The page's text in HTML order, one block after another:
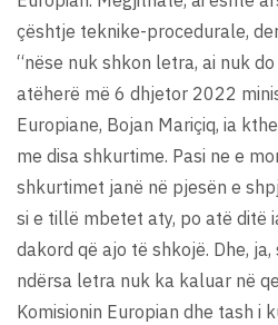
çështje teknike-procedurale,
“nëse nuk shkon letra, ai nuk
atëherë më 6 dhjetor 2022
Europiane, Bojan Mariçiq, ia
me disa shkurtime. Pasi ne e
shkurtimet janë në pjesën e
si e tillë mbetet aty, po atë ditë
dakord që ajo të shkojë. Dhe,
ndërsa letra nuk ka kaluar në
Komisionin Europian dhe tash i